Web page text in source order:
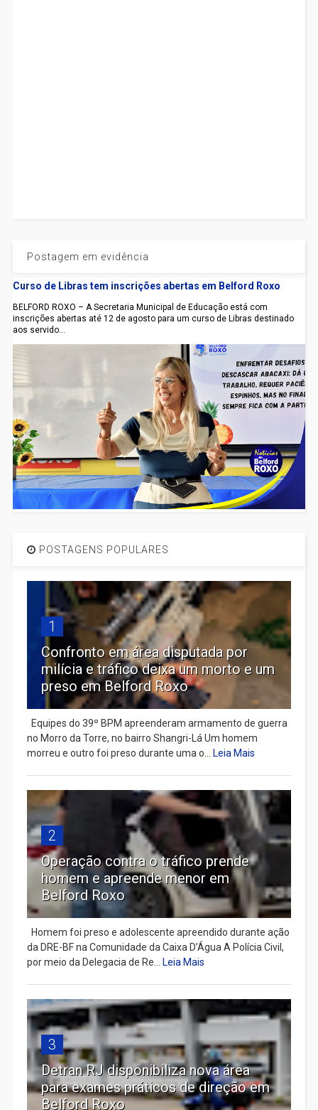
Postagem em evidência
Curso de Libras tem inscrições abertas em Belford Roxo
BELFORD ROXO – A Secretaria Municipal de Educação está com
inscrições abertas até 12 de agosto para um curso de Libras destinado
aos servido...
POSTAGENS POPULARES
1
Confronto em área disputada por
milícia e tráfico deixa um morto e um
preso em Belford Roxo
Equipes do 39º BPM apreenderam armamento de guerra
no Morro da Torre, no bairro Shangri-Lá Um homem
morreu e outro foi preso durante uma o...
Leia Mais
2
Operação contra o tráfico prende
homem e apreende menor em
Belford Roxo
Homem foi preso e adolescente apreendido durante ação
da DRE-BF na Comunidade da Caixa D’Água A Polícia Civil,
por meio da Delegacia de Re...
Leia Mais
3
Detran RJ disponibiliza nova área
para exames práticos de direção em
Belford Roxo